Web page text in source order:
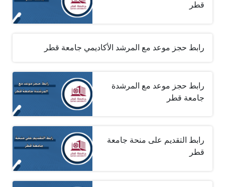
قطر
رابط حجز موعد مع المرشد الأكاديمي جامعة قطر
رابط حجز موعد مع المرشدة
جامعة قطر
رابط التقديم على منحة جامعة
قطر